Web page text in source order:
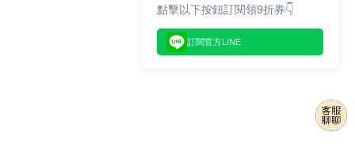
點擊以下按鈕訂閱領9折券👇
訂閱官方LINE